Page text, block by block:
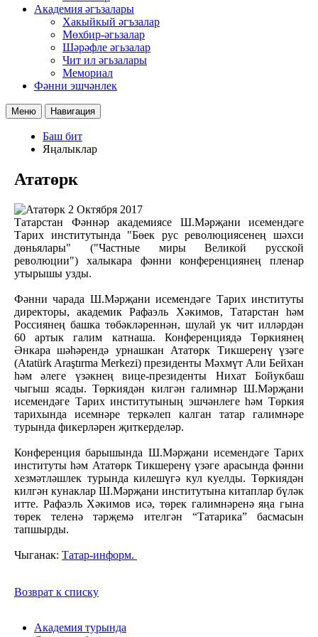
Академия әгъзалары
Хакыйкый әгъзалар
Мөхбир-әгьзалар
Шәрәфле әгьзалар
Чит ил әгьзалары
Мемориал
Фәнни эшчәнлек
Меню Навигация
Баш бит
Яңалыклар
Ататөрк
2 Октября 2017
Татарстан Фәннәр академиясе Ш.Мәрҗани исемендәге
Тарих институтында "Бөек рус революциясенең шәхси
дөньялары" ("Частные миры Великой русской
революции") халыкара фәнни конференциянең пленар
утырышы узды.
Фәнни чарада Ш.Мәрҗани исемендәге Тарих институты
директоры, академик Рафаэль Хәкимов, Татарстан һәм
Россиянең башка төбәкләреннән, шулай ук чит илләрдән
60 артык галим катнаша. Конференциядә Төркиянең
Әнкара шәһәрендә урнашкан Ататөрк Тикшеренү үзәге
(Atatürk Araştırma Merkezi) президенты Мәхмүт Али Бейхан
һәм әлеге үзәкнең вице-президенты Нихат Бойукбаш
чыгыш ясады. Төркиядән килгән галимнәр Ш.Мәрҗани
исемендәге Тарих институтының эшчәнлеге һәм Төркия
тарихында исемнәре теркәлеп калган татар галимнәре
турында фикерләрен җиткерделәр.
Конференция барышында Ш.Мәрҗани исемендәге Тарих
институты һәм Ататөрк Тикшеренү үзәге арасында фәнни
хезмәтләшлек турында килешүгә кул куелды. Төркиядән
килгән кунаклар Ш.Мәрҗани институтына китаплар бүләк
итте. Рафаэль Хәкимов исә, төрек галимнәренә яңа гына
төрек теленә тәрҗемә ителгән “Татарика” басмасын
тапшырды.
Чыганак: Татар-информ.
Возврат к списку
Академия турында